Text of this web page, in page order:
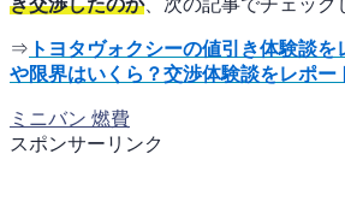
⇒ トヨタヴォクシーの値引き体験談
や限界はいくら？交渉体験談をレポー
ミニバン 燃費
スポンサーリンク